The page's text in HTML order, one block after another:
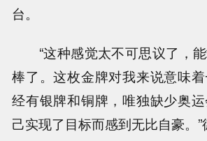
台。
“这种感觉太不可思议了，能
棒了。这枚金牌对我来说意味
经有银牌和铜牌，唯独缺少奥
己实现了目标而感到无比自豪。”